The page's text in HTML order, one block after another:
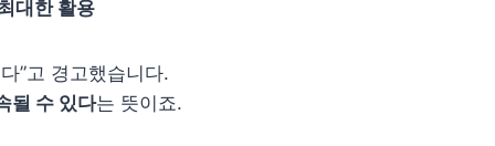
대한 활용
”고 경고했습니다.
될 수 있다는 뜻이죠.